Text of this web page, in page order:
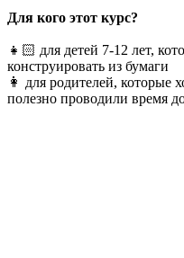
Для кого этот курс?
👧🏻 для детей 7-12 лет,
конструировать из бумаги
👩 для родителей, которые
полезно проводили время